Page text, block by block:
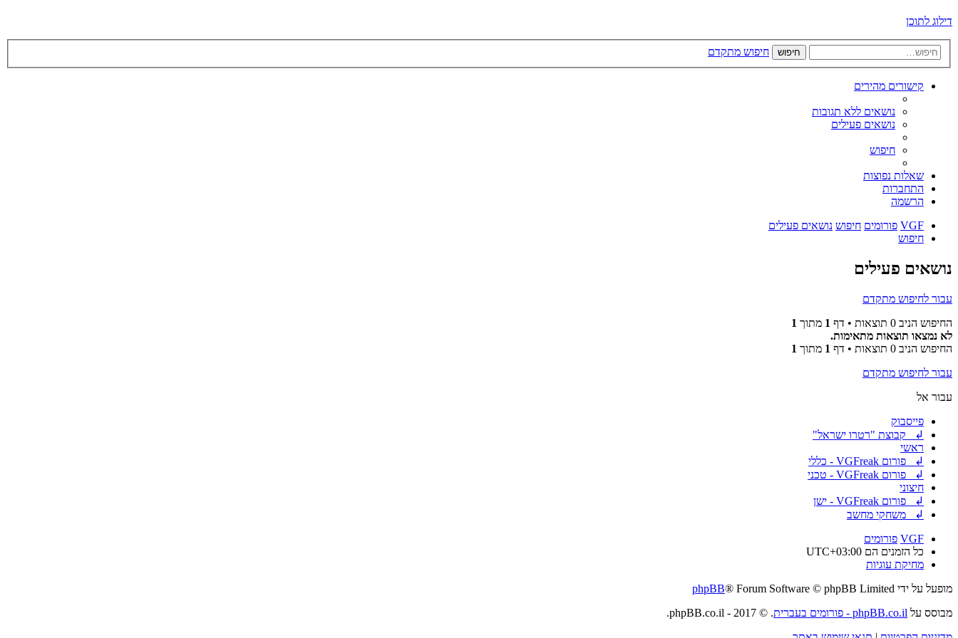
דילוג לתוכן
חיפוש חיפוש מתקדם
קישורים מהירים
נושאים ללא תגובות
נושאים פעילים
חיפוש
שאלות נפוצות
התחברות
הרשמה
VGF פורומים חיפוש נושאים פעילים
חיפוש
נושאים פעילים
עבור לחיפוש מתקדם
החיפוש הניב 0 תוצאות • דף
1 מתוך 1
לא נמצאו תוצאות מתאימות.
החיפוש הניב 0 תוצאות • דף
1 מתוך 1
עבור לחיפוש מתקדם
עבור אל
פייסבוק
↲ קבוצת "רטרו ישראל"
ראשי
↲ פורום VGFreak - כללי
↲ פורום VGFreak - טכני
חיצוני
↲ פורום VGFreak - ישן
↲ משחקי מחשב
VGF פורומים
כל הזמנים הם UTC+03:00
מחיקת עוגיות
מופעל על ידי
phpBB® Forum Software © phpBB Limited
מבוסס על phpBB.co.il - פורומים בעברית
. © 2017 - phpBB.co.il.